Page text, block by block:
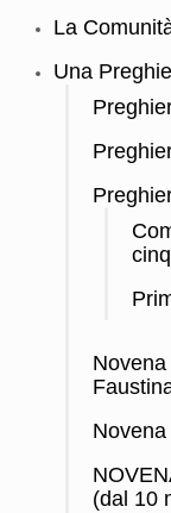
La
Una
(dal 10